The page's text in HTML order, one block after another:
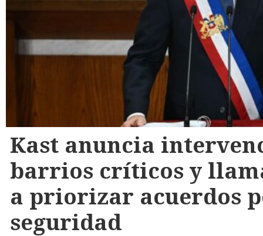
Kast anuncia
barrios críticos y
a priorizar acuerdos
seguridad